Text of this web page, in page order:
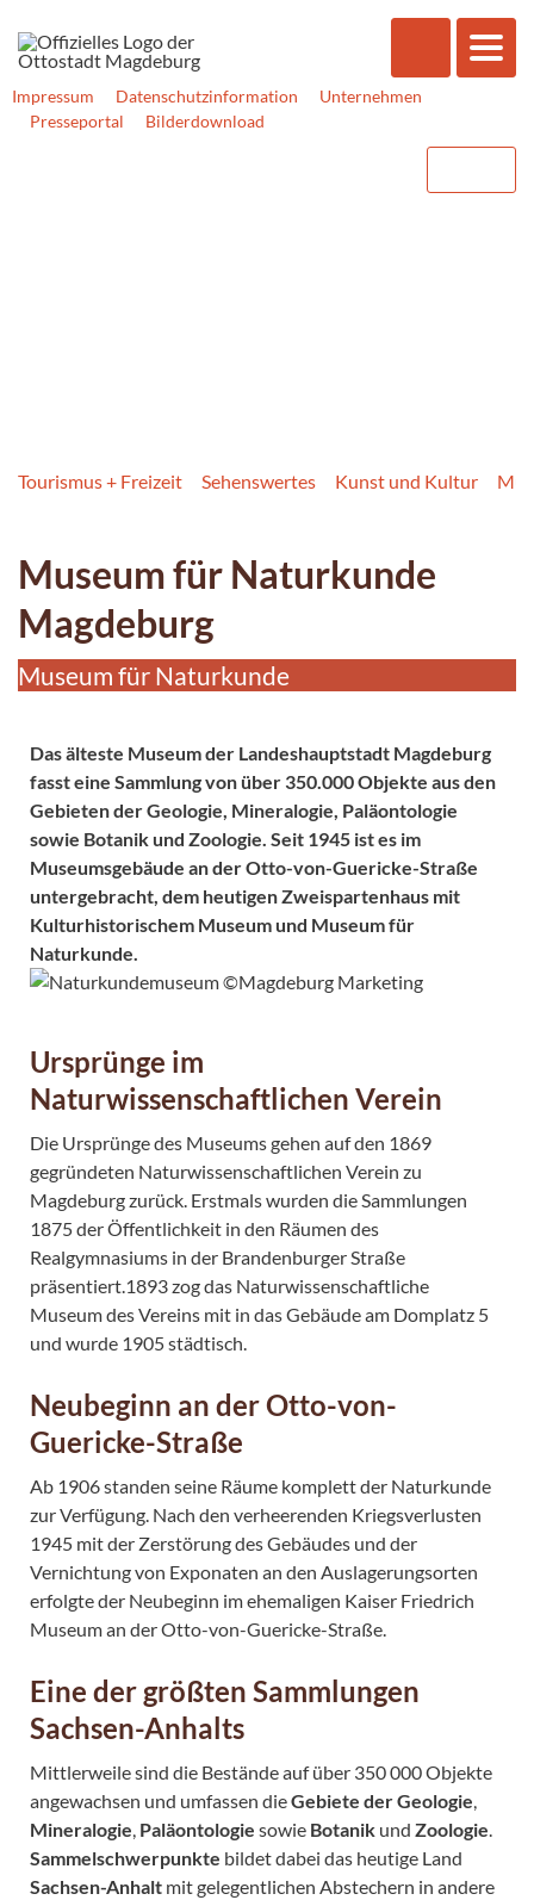
Impressum Datenschutzinformation
Unternehmen
Presseportal
Bilderdownload
Tourismus + Freizeit Sehenswertes Kunst und Kultur
Museum für Naturkunde
Magdeburg
Museum für Naturkunde
Das älteste Museum der Landeshauptstadt Magdeburg
fasst eine Sammlung von über 350.000 Objekte aus den
Gebieten der Geologie, Mineralogie, Paläontologie
sowie Botanik und Zoologie. Seit 1945 ist es im
Museumsgebäude an der Otto-von-Guericke-Straße
untergebracht, dem heutigen Zweispartenhaus mit
Kulturhistorischem Museum und Museum für
Naturkunde.
Ursprünge im
Naturwissenschaftlichen Verein
Die Ursprünge des Museums gehen auf den 1869
gegründeten Naturwissenschaftlichen Verein zu
Magdeburg zurück. Erstmals wurden die Sammlungen
1875 der Öffentlichkeit in den Räumen des
Realgymnasiums in der Brandenburger Straße
präsentiert.1893 zog das Naturwissenschaftliche
Museum des Vereins mit in das Gebäude am Domplatz 5
und wurde 1905 städtisch.
Neubeginn an der Otto-von-
Guericke-Straße
Ab 1906 standen seine Räume komplett der Naturkunde
zur Verfügung. Nach den verheerenden Kriegsverlusten
1945 mit der Zerstörung des Gebäudes und der
Vernichtung von Exponaten an den Auslagerungsorten
erfolgte der Neubeginn im ehemaligen Kaiser Friedrich
Museum an der Otto-von-Guericke-Straße.
Eine der größten Sammlungen
Sachsen-Anhalts
Mittlerweile sind die Bestände auf über 350 000 Objekte
angewachsen und umfassen dieGebiete der Geologie
Mineralogie Paläontologie sowie Botanik und Zoologie
Sammelschwerpunkte bildet dabei das heutige Land
Sachsen-Anhalt mit gelegentlichen Abstechern in andere